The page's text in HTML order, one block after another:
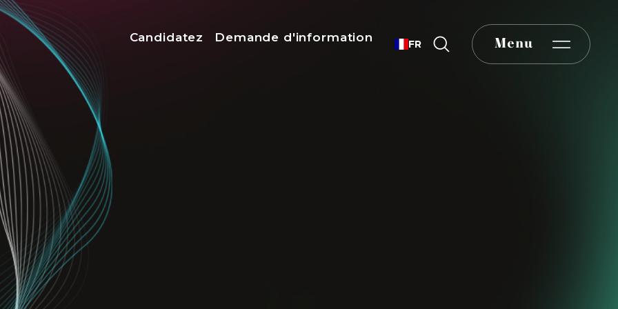
Menu top
Candidatez Demande d'information FR Menu